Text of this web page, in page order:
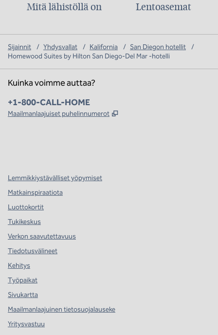
Mitä lähistöllä on Lentoasemat
Sijainnit / Yhdysvallat / Kalifornia / San Diegon hotellit
/
Homewood Suites by Hilton San Diego-Del Mar -hotelli
Kuinka voimme auttaa?
Puhelin:
+1-800-CALL-HOME
Maailmanlaajuiset puhelinnumerot ,
Lemmikkiystävälliset yöpymiset
Matkainspiraatiota
Luottokortit
Tukikeskus
Verkon saavutettavuus
Tiedotusvälineet
Kehitys
Työpaikat
Sivukartta
Maailmanlaajuinen tietosuojalauseke
Yritysvastuu